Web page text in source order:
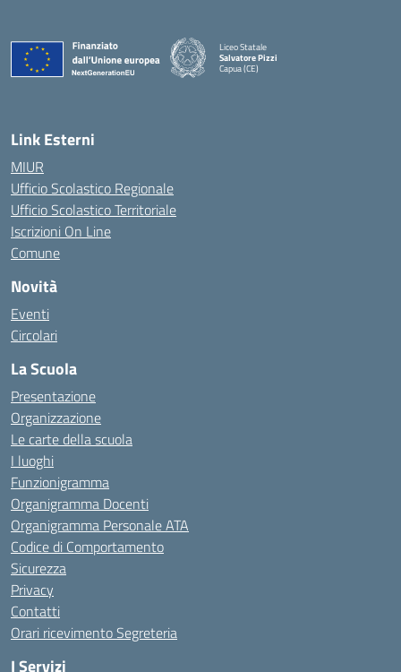
Liceo Statale
Salvatore Pizzi
Capua (CE)
— Visita la pagina iniziale della scuola
Link Esterni
MIUR
Ufficio Scolastico Regionale
Ufficio Scolastico Territoriale
Iscrizioni On Line
Comune
Novità
Eventi
Circolari
La Scuola
Presentazione
Organizzazione
Le carte della scuola
I luoghi
Funzionigramma
Organigramma Docenti
Organigramma Personale ATA
Codice di Comportamento
Sicurezza
Privacy
Contatti
Orari ricevimento Segreteria
I Servizi